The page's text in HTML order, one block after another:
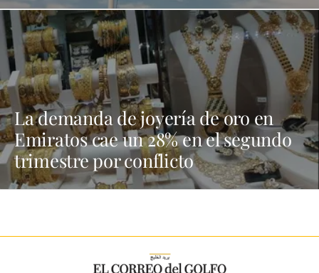
La demanda de joyería de oro en
Emiratos cae un 28% en el segundo
trimestre por conflicto